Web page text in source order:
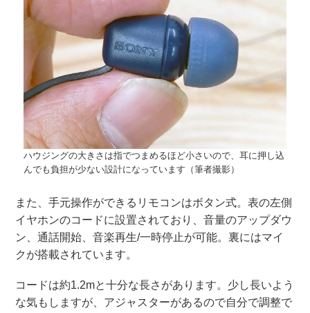
ハウジングの大きさは指でつまめるほど小さいので、耳に押し込
んでも負担が少ない設計になっています（筆者撮影）
また、手元操作ができるリモコンはボタン式。表の左側
イヤホンのコードに設置されており、音量のアップダウ
ン、通話開始、音楽再生/一時停止が可能。裏にはマイ
クが搭載されています。
コードは約1.2mと十分な長さがあります。少し長いよう
な気もしますが、アジャスターがあるので自分で調整で